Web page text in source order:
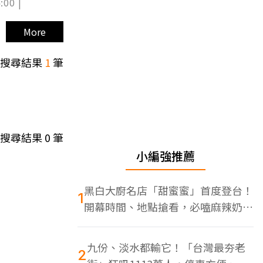
More
搜尋結果 1筆
搜尋結果0筆
小編強推薦
1黑白大廚名店「甜蜜蜜」首度登台！
開幕時間、地點搶看，必嗑麻辣奶油
蝦
2九份、淡水都輸它！「台灣最夯老